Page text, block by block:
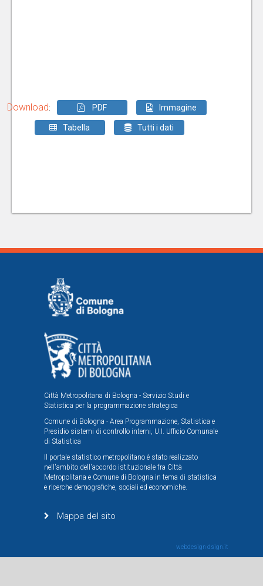
Download: PDF Immagine
Tabella Tutti i dati
Città Metropolitana di Bologna - Servizio Studi e
Statistica per la programmazione strategica
Comune di Bologna - Area Programmazione, Statistica e
Presidio sistemi di controllo interni, U.I. Ufficio Comunale
di Statistica
Il portale statistico metropolitano è stato realizzato
nell'ambito dell'accordo istituzionale fra Città
Metropolitana e Comune di Bologna in tema di statistica
e ricerche demografiche, sociali ed economiche.
Mappa del sito
webdesign dsign.it